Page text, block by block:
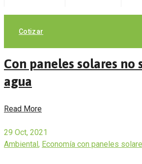
Cotizar
Ambiental
Con paneles solares
agua
Read More
29 Oct, 2021
Ambiental, Economía con paneles